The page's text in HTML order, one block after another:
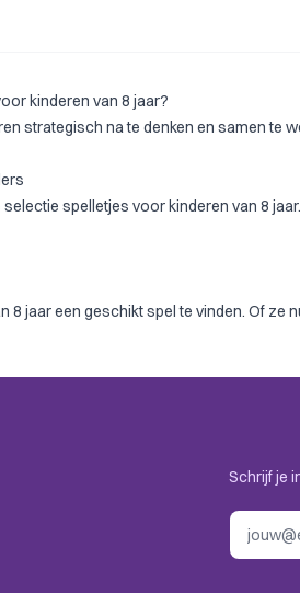
kinderen van 8 jaar?
strategisch na te denken en samen te
selectie spelletjes voor kinderen van 8
8 jaar een geschikt spel te vinden. Of ze
Schrijf je